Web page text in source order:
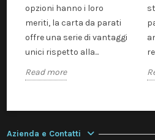
opzioni hanno i loro
meriti, la carta da parati
offre una serie di vantaggi
unici rispetto alla...
Read more
Azienda e Contatti